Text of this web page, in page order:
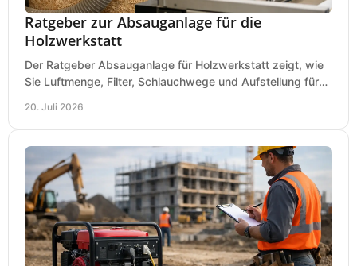
Ratgeber zur Absauganlage für die
Holzwerkstatt
Der Ratgeber Absauganlage für Holzwerkstatt zeigt, wie
Sie Luftmenge, Filter, Schlauchwege und Aufstellung für
20. Juli 2026